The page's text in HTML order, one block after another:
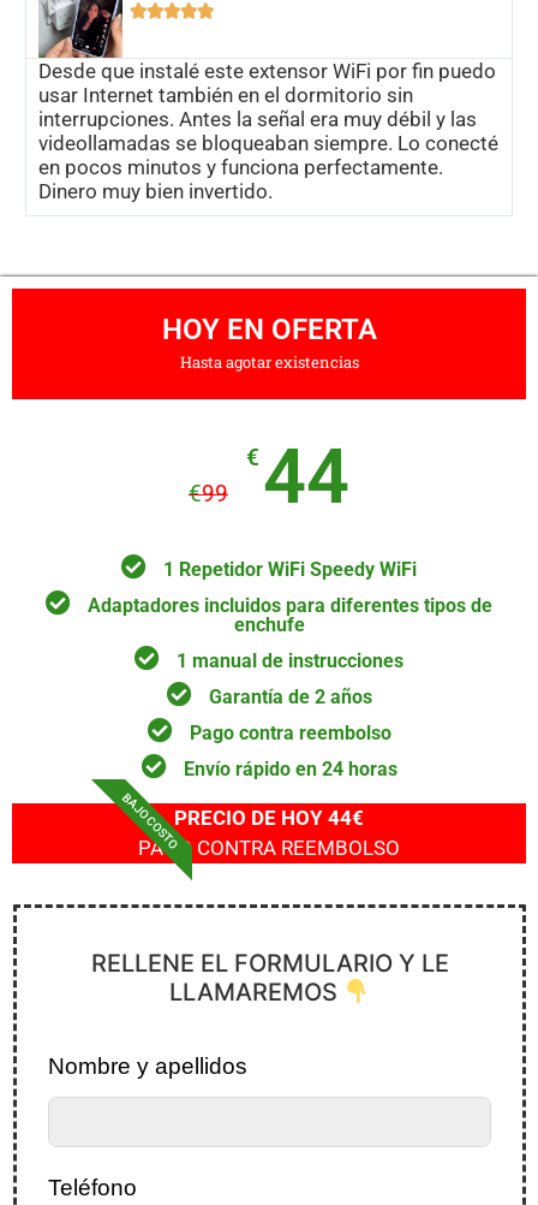

Desde que instalé este extensor WiFi por fin puedo
usar Internet también en el dormitorio sin
interrupciones. Antes la señal era muy débil y las
videollamadas se bloqueaban siempre. Lo conecté
en pocos minutos y funciona perfectamente.
Dinero muy bien invertido.
HOY EN OFERTA
Hasta agotar existencias
€99
€ 44
1 Repetidor WiFi Speedy WiFi
Adaptadores incluidos para diferentes tipos de
enchufe
1 manual de instrucciones
Garantía de 2 años
Pago contra reembolso
Envío rápido en 24 horas
BAJO COSTOPRECIO DE HOY 44€
PAGO CONTRA REEMBOLSO
RELLENE EL FORMULARIO Y LE
LLAMAREMOS
Nombre y apellidos
Teléfono